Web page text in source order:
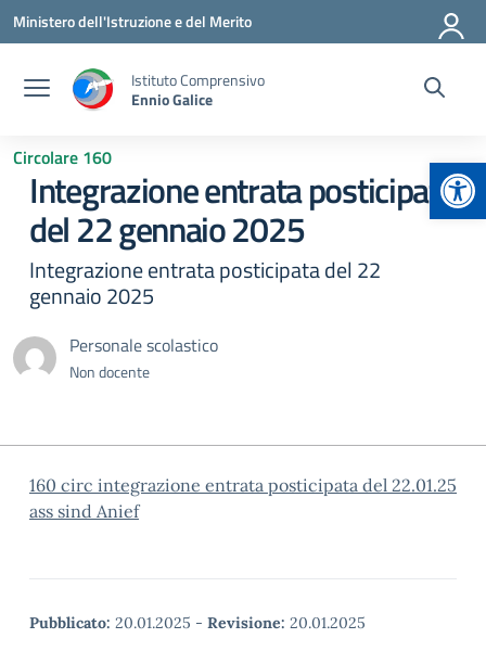
Vai ai contenuti
Vai al menu di navigazione
Vai al footer
Ministero dell'Istruzione e del Merito
Istituto Comprensivo
Ennio Galice
Circolare 160
Integrazione entrata posticipata
del 22 gennaio 2025
Integrazione entrata posticipata del 22
gennaio 2025
Personale scolastico
Non docente
160 circ integrazione entrata posticipata del 22.01.25
ass sind Anief
Pubblicato: 20.01.2025 - Revisione: 20.01.2025